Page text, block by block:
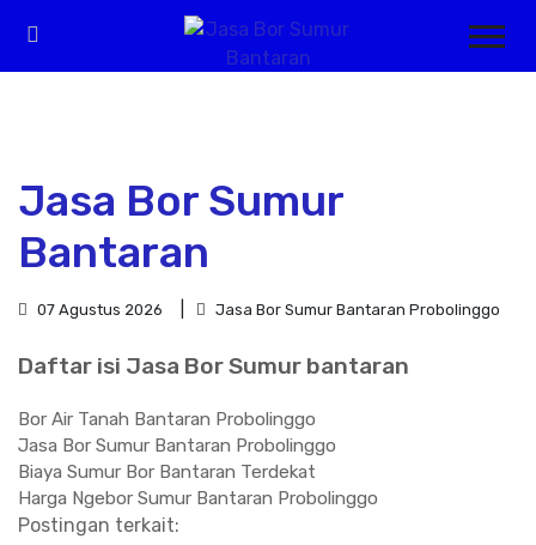
Jasa Bor Sumur
Bantaran
07 Agustus 2026 Jasa Bor Sumur Bantaran Probolinggo
Daftar isi Jasa Bor Sumur bantaran
Bor Air Tanah Bantaran Probolinggo
Jasa Bor Sumur Bantaran Probolinggo
Biaya Sumur Bor Bantaran Terdekat
Harga Ngebor Sumur Bantaran Probolinggo
Postingan terkait: